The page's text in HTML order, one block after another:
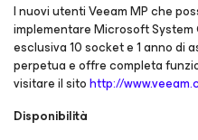
I nuovi utenti Veeam MP che
implementare Microsoft
esclusiva 10 socket e 1 anno di
perpetua e offre completa
visitare il sitohttp://
Disponibilità